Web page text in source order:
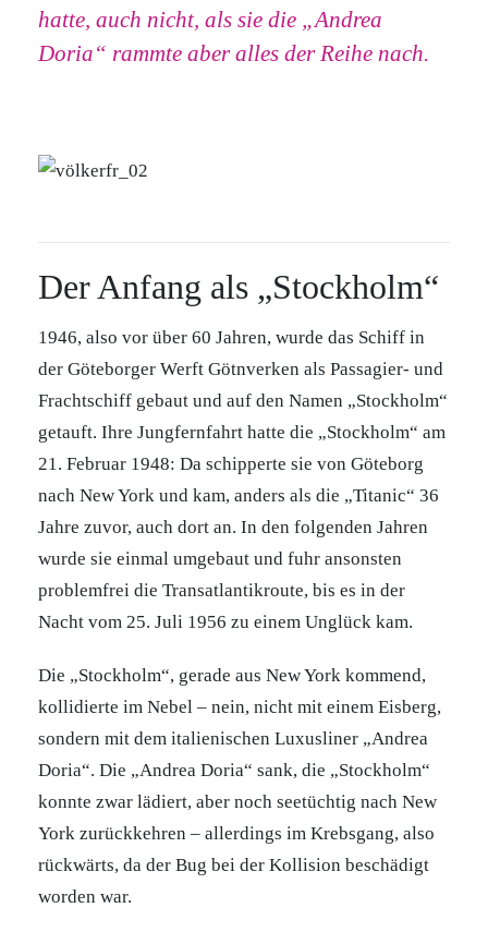
hatte, auch nicht, als sie die „Andrea
Doria“ rammte aber alles der Reihe nach.
Der Anfang als „Stockholm“
1946, also vor über 60 Jahren, wurde das Schiff in
der Göteborger Werft Götnverken als Passagier- und
Frachtschiff gebaut und auf den Namen „Stockholm“
getauft. Ihre Jungfernfahrt hatte die „Stockholm“ am
21. Februar 1948: Da schipperte sie von Göteborg
nach New York und kam, anders als die „Titanic“ 36
Jahre zuvor, auch dort an. In den folgenden Jahren
wurde sie einmal umgebaut und fuhr ansonsten
problemfrei die Transatlantikroute, bis es in der
Nacht vom 25. Juli 1956 zu einem Unglück kam.
Die „Stockholm“, gerade aus New York kommend,
kollidierte im Nebel – nein, nicht mit einem Eisberg,
sondern mit dem italienischen Luxusliner „Andrea
Doria“. Die „Andrea Doria“ sank, die „Stockholm“
konnte zwar lädiert, aber noch seetüchtig nach New
York zurückkehren – allerdings im Krebsgang, also
rückwärts, da der Bug bei der Kollision beschädigt
worden war.